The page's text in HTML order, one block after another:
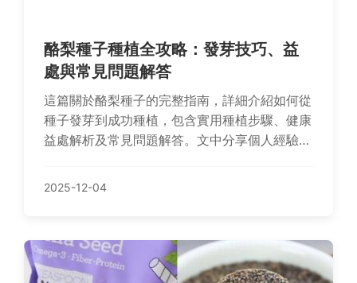
酪梨種子種植全攻略：發芽技巧、益
處與常見問題解答
這篇關於酪梨種子的完整指南，詳細介紹如何從
種子發芽到成功種植，包含實用種植步驟、健康
益處解析及常見問題解答。文中分享個人經驗與
的價值。無論是新手還是園藝愛好者，都能找到
2025-12-04